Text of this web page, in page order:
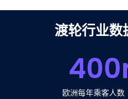
渡轮行业数
400
欧洲每年乘客人数